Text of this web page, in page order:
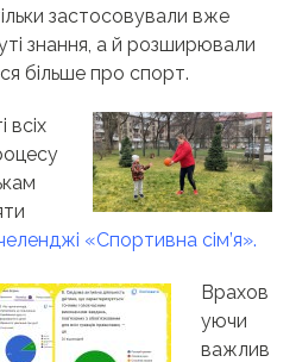
застосовували вже
знання, а й розширювали
більше про спорт.
всіх
«Спортивна сім’я».
Врахов
уючи
важлив